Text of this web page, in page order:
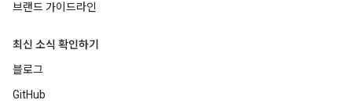
브랜드 가이드라인
최신 소식 확인하기
블로그
GitHub